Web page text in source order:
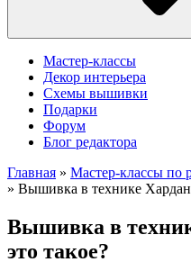
Мастер-классы
Декор интерьера
Схемы вышивки
Подарки
Форум
Блог редактора
Главная » Мастер-классы по
» Вышивка в технике
Вышивка в
это такое?